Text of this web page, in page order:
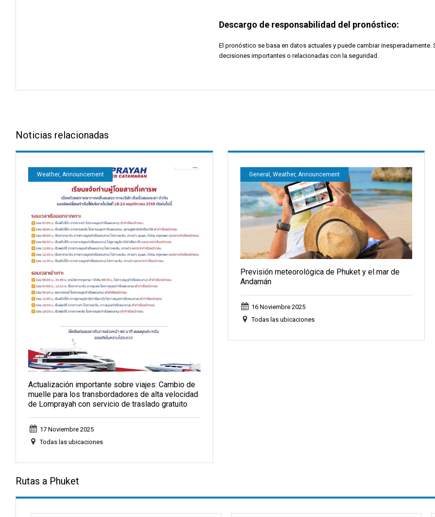
Descargo de responsabilidad del pronóstico:
El pronóstico se basa en datos actuales y puede cambiar
decisiones importantes o relacionadas con la seguridad.
Noticias relacionadas
Weather, Announcement
Actualización importante sobre viajes: Cambio de
muelle para los transbordadores de alta velocidad
de Lomprayah con servicio de traslado gratuito
17 Noviembre 2025
Todas las ubicaciones
General, Weather, Announcement
Previsión meteorológica de Phuket y el mar de
Andamán
16 Noviembre 2025
Todas las ubicaciones
Rutas a Phuket